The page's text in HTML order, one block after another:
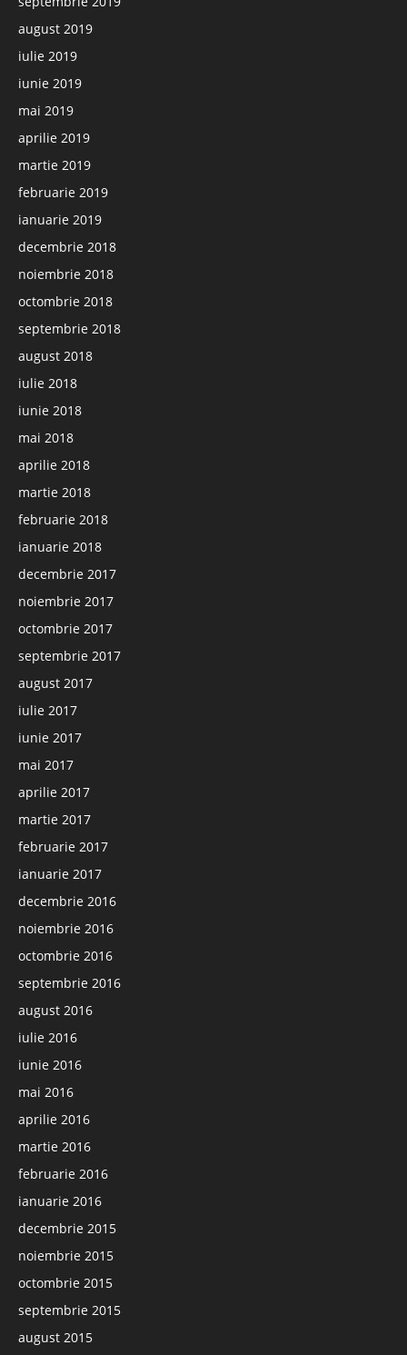
august 2019
iulie 2019
iunie 2019
mai 2019
aprilie 2019
martie 2019
februarie 2019
ianuarie 2019
decembrie 2018
noiembrie 2018
octombrie 2018
septembrie 2018
august 2018
iulie 2018
iunie 2018
mai 2018
aprilie 2018
martie 2018
februarie 2018
ianuarie 2018
decembrie 2017
noiembrie 2017
octombrie 2017
septembrie 2017
august 2017
iulie 2017
iunie 2017
mai 2017
aprilie 2017
martie 2017
februarie 2017
ianuarie 2017
decembrie 2016
noiembrie 2016
octombrie 2016
septembrie 2016
august 2016
iulie 2016
iunie 2016
mai 2016
aprilie 2016
martie 2016
februarie 2016
ianuarie 2016
decembrie 2015
noiembrie 2015
octombrie 2015
septembrie 2015
august 2015